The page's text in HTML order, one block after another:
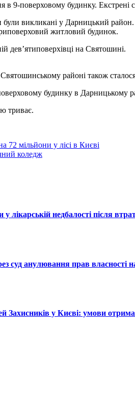
в 9-поверховому будинку. Екстрені
викликані у Дарницький
житловий будинок.
девʼятиповерхівці на Святошині.
районі також
будинку в Дарницькому
триває.
72 мільйони у лісі в Києві
коледж
недбалості після
суд анулювання прав власності
Захисників у Києві: умови